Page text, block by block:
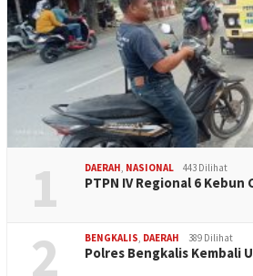
1 DAERAH, NASIONAL 443 Dilihat
PTPN IV Regional 6
2 BENGKALIS, DAERAH 389 Dilihat
Polres Bengkalis Kembali